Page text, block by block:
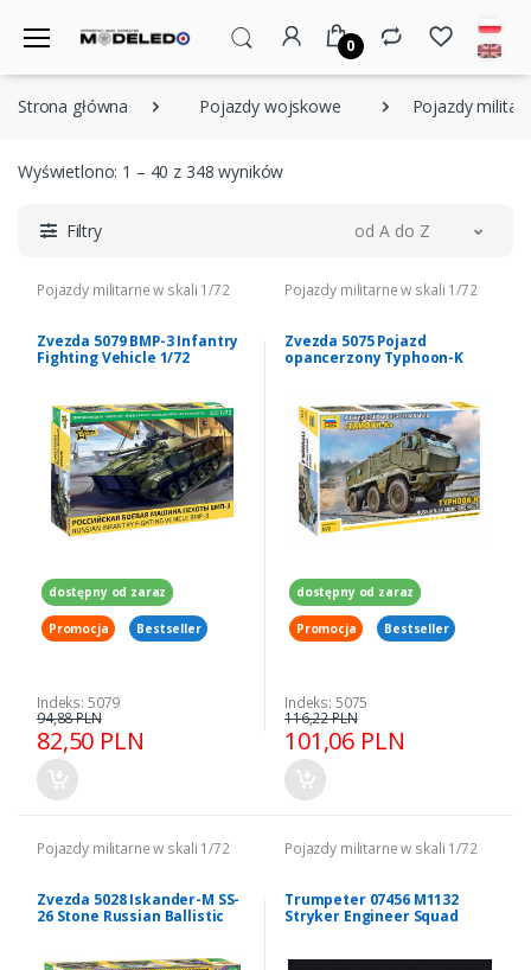
0
Strona główna Pojazdy wojskowe Pojazdy
Wyświetlono: 1 – 40 z 348 wyników
Filtry od A do Z
Pojazdy militarne w skali 1/72
Zvezda 5079 BMP-3 Infantry
Fighting Vehicle 1/72
dostępny od zaraz
Promocja Bestseller
Indeks: 5079
82,50 PLN
94,88 PLN
Pojazdy militarne w skali 1/72
Zvezda 5075 Pojazd
opancerzony Typhoon-K
dostępny od zaraz
Promocja Bestseller
Indeks: 5075
101,06 PLN
116,22 PLN
Pojazdy militarne w skali 1/72
Zvezda 5028 Iskander-M SS-
26 Stone Russian Ballistic
Pojazdy militarne w skali 1/72
Trumpeter 07456 M1132
Stryker Engineer Squad